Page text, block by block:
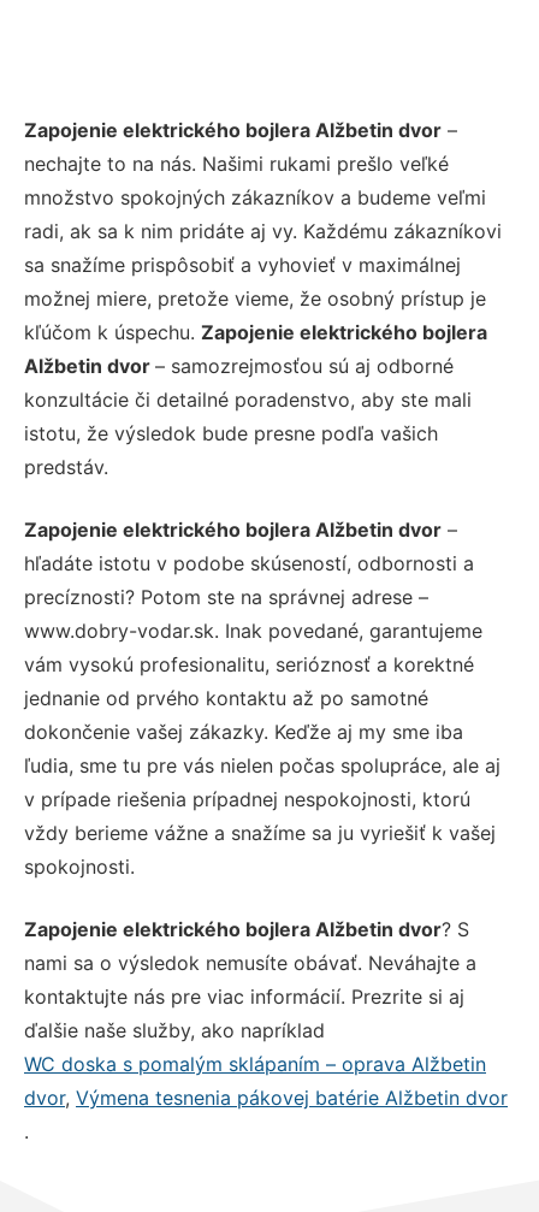
Zapojenie elektrického bojlera Alžbetin dvor –
nechajte to na nás. Našimi rukami prešlo veľké
množstvo spokojných zákazníkov a budeme veľmi
radi, ak sa k nim pridáte aj vy. Každému zákazníkovi
sa snažíme prispôsobiť a vyhovieť v maximálnej
možnej miere, pretože vieme, že osobný prístup je
kľúčom k úspechu. Zapojenie elektrického bojlera
Alžbetin dvor – samozrejmosťou sú aj odborné
konzultácie či detailné poradenstvo, aby ste mali
istotu, že výsledok bude presne podľa vašich
predstáv.
Zapojenie elektrického bojlera Alžbetin dvor –
hľadáte istotu v podobe skúseností, odbornosti a
precíznosti? Potom ste na správnej adrese –
www.dobry-vodar.sk. Inak povedané, garantujeme
vám vysokú profesionalitu, serióznosť a korektné
jednanie od prvého kontaktu až po samotné
dokončenie vašej zákazky. Keďže aj my sme iba
ľudia, sme tu pre vás nielen počas spolupráce, ale aj
v prípade riešenia prípadnej nespokojnosti, ktorú
vždy berieme vážne a snažíme sa ju vyriešiť k vašej
spokojnosti.
Zapojenie elektrického bojlera Alžbetin dvor? S
nami sa o výsledok nemusíte obávať. Neváhajte a
kontaktujte nás pre viac informácií. Prezrite si aj
ďalšie naše služby, ako napríklad
WC doska s pomalým sklápaním – oprava Alžbetin
dvor, Výmena tesnenia pákovej batérie Alžbetin dvor
.